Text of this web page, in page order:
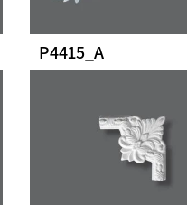
P4415_A